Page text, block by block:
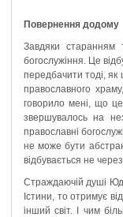
Повернення додому
Завдяки старанням
богослужіння. Це
передбачити тоді, як
православного
говорило мені, що
звершувалось на
православні
не може бути
відбувається не
Страждаючій душі
Істини, то отримує
інший світ. І чим